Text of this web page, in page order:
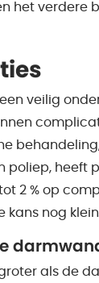
het verdere
veilig
poliep, heeft
2 % op
kans nog
als de